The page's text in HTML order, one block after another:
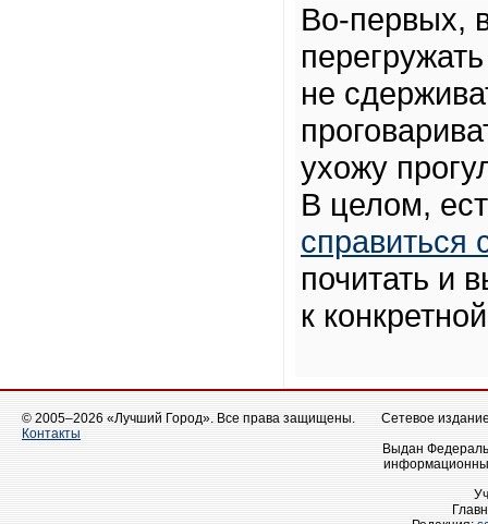
Во-первых,
не
ухожу
В целом,
справиться
почитать и
к
© 2005–2026 «Лучший Город». Все права защищены.
Контакты
Сетевое
Выдан